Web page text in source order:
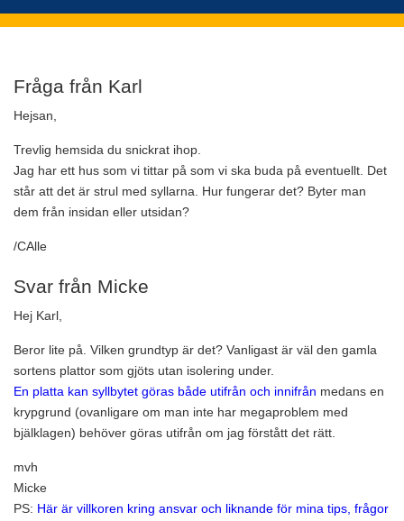
Fråga från Karl
Hejsan,
Trevlig hemsida du snickrat ihop.
Jag har ett hus som vi tittar på som vi ska buda på eventuellt. Det
står att det är strul med syllarna. Hur fungerar det? Byter man
dem från insidan eller utsidan?
/CAlle
Svar från Micke
Hej Karl,
Beror lite på. Vilken grundtyp är det? Vanligast är väl den gamla
sortens plattor som gjöts utan isolering under.
En platta kan syllbytet göras både utifrån och innifrån medans en
krypgrund (ovanligare om man inte har megaproblem med
bjälklagen) behöver göras utifrån om jag förstått det rätt.
mvh
Micke
PS: Här är villkoren kring ansvar och liknande för mina tips, frågor